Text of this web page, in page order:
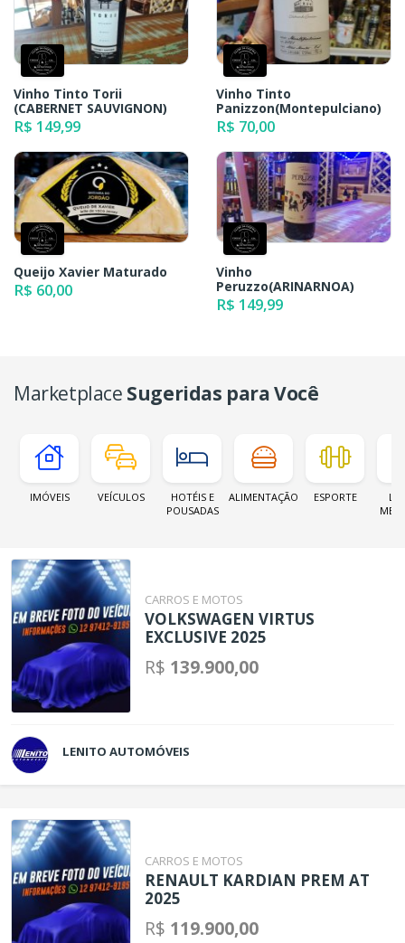
Vinho Tinto Torii
(CABERNET SAUVIGNON)
R$ 149,99
Vinho Tinto
Panizzon(Montepulciano)
R$ 70,00
Queijo Xavier Maturado
R$ 60,00
Vinho
Peruzzo(ARINARNOA)
R$ 149,99
Marketplace Sugeridas para Você
IMÓVEIS VEÍCULOS
HOTÉIS E
POUSADAS
ALIMENTAÇÃO ESPORTE
CARROS E MOTOS
VOLKSWAGEN VIRTUS
EXCLUSIVE 2025
R$ 139.900,00
LENITO AUTOMÓVEIS
CARROS E MOTOS
RENAULT KARDIAN PREM AT
2025
R$ 119.900,00